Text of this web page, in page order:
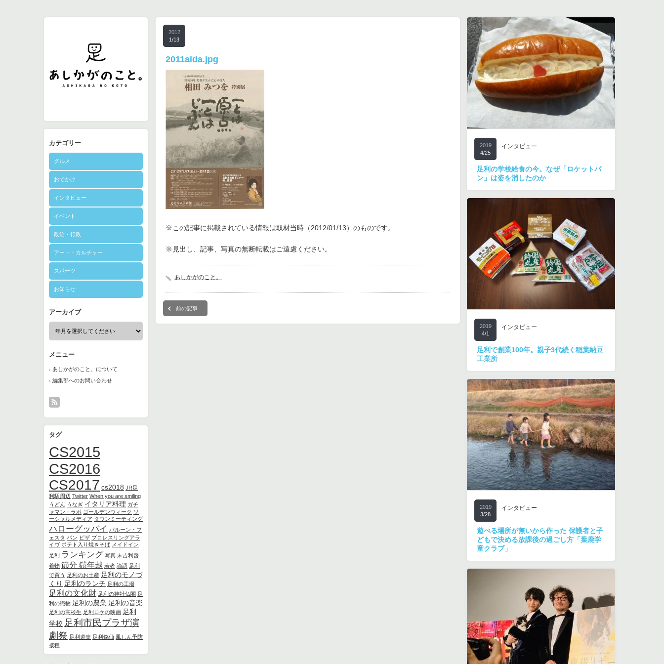
カテゴリー
グルメ
おでかけ
インタビュー
イベント
政治・行政
アート・カルチャー
スポーツ
お知らせ
アーカイブ
メニュー
あしかがのこと。について
編集部へのお問い合わせ
タグ
CS2015
CS2016
CS2017 cs2018 JR足
利駅周辺 Twitter When you are smiling
うどん うなぎ イタリア料理 ガチ
ャマン・ラボ ゴールデンウィーク ソ
ーシャルメディア タウンミーティング
ハローグッバイ バルーン・フ
ェスタ パン ピザ プロレスリングアラ
イヴ ポテト入り焼きそば メイドイン
足利 ランキング 写真 末吉利啓
着物 節分 鎧年越 若者 論語 足利
で買う 足利のお土産 足利のモノづ
くり 足利のランチ 足利の工場
足利の文化財 足利の神社仏閣 足
利の織物 足利の農業 足利の音楽
足利の高校生 足利ロケの映画 足利
学校 足利市民プラザ演
劇祭 足利道楽 足利銘仙 風しん予防
接種
2012
1/13
2011aida.jpg
※この記事に掲載されている情報は取材当時（2012/01/13）のものです。
※見出し、記事、写真の無断転載はご遠慮ください。
あしかがのこと。
前の記事
2019
4/25
インタビュー
足利の学校給食の今。なぜ「ロケットパ
ン」は姿を消したのか
2019
4/1
インタビュー
足利で創業100年。親子3代続く稲葉納豆
工業所
2019
3/28
インタビュー
遊べる場所が無いから作った 保護者と子
どもで決める放課後の過ごし方「葉鹿学
童クラブ」